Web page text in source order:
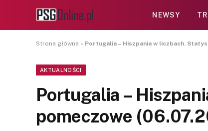
NEWSY
Strona główna » Portugalia – Hiszpania w liczbach.
AKTUALNOŚCI
Portugalia –
pomeczowe